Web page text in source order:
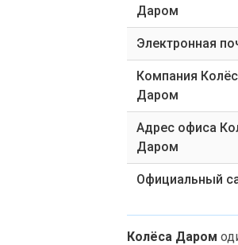
Даром
Электронная
Компания
Даром
Адрес офиса
Даром
Официальный
Колёса Даром